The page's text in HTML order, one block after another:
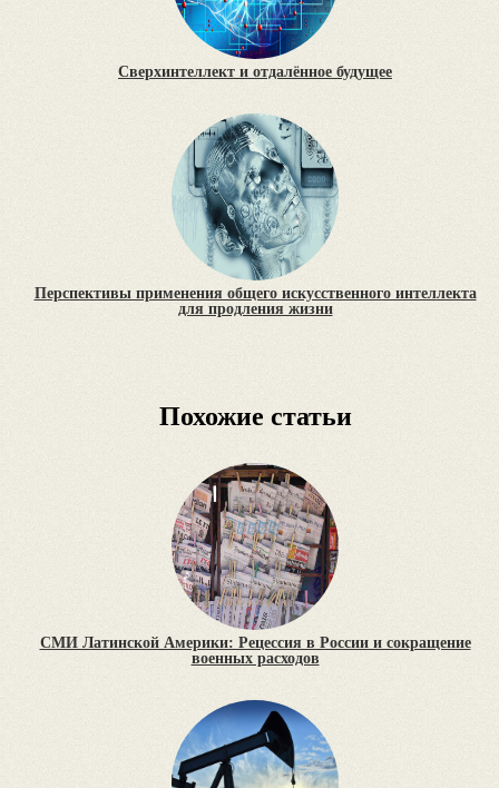
Сверхинтеллект и отдалённое будущее
Перспективы применения общего искусственного интеллекта
для продления жизни
Похожие статьи
СМИ Латинской Америки: Рецессия в России и сокращение
военных расходов